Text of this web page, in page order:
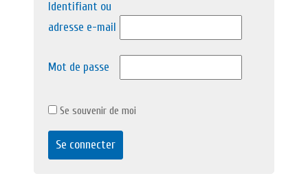
Identifiant ou
adresse e-mail
Mot de passe
Se souvenir de moi